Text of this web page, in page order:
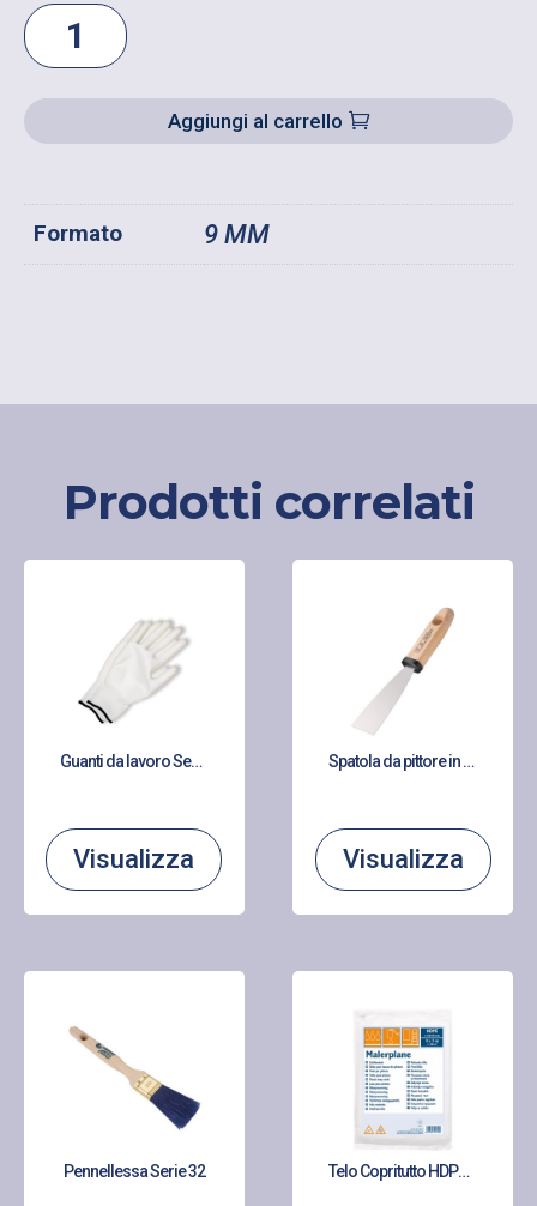
LAMA
DI
RICAMBIO
QUANTITÀ
Aggiungi al carrello
Formato 9 MM
Prodotti correlati
Guanti da lavoro Senso Grip rivestiti in poliuretano
Visualizza
Spatola da pittore in acciaio
Visualizza
Pennellessa Serie 32 Telo Copritutto HDPE 0,010 medio